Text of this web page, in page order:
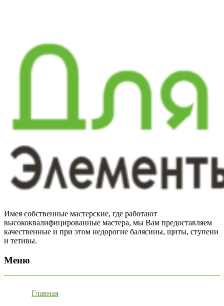
Имея собственные мастерские, где работают
высококвалифицированные мастера, мы Вам предоставляем
качественные и при этом недорогие балясины, щиты, ступени
и тетивы.
Меню
Главная